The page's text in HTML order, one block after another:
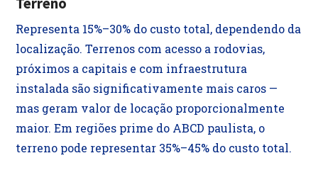
Representa 15%–30% do custo total, dependendo da
localização. Terrenos com acesso a rodovias,
próximos a capitais e com infraestrutura
instalada são significativamente mais caros —
mas geram valor de locação proporcionalmente
maior. Em regiões prime do ABCD paulista, o
terreno pode representar 35%–45% do custo total.